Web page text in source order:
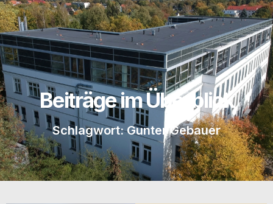
Beiträge im Überblick
Schlagwort: Gunter Gebauer